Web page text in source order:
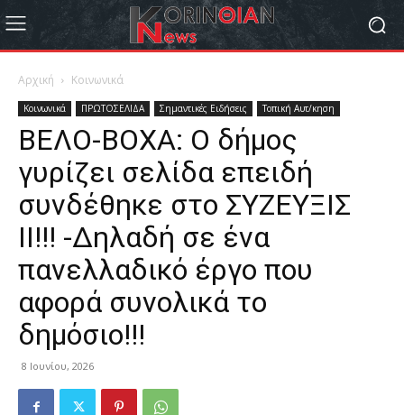
Αρχική Κοινωνικά
Κοινωνικά ΠΡΩΤΟΣΕΛΙΔΑ Σημαντικές Ειδήσεις Τοπική Αυτ/κηση
ΒΕΛΟ-ΒΟΧΑ: Ο δήμος
γυρίζει σελίδα επειδή
συνδέθηκε στο ΣΥΖΕΥΞΙΣ
ΙΙ!!! -Δηλαδή σε ένα
πανελλαδικό έργο που
αφορά συνολικά το
δημόσιο!!!
8 Ιουνίου, 2026